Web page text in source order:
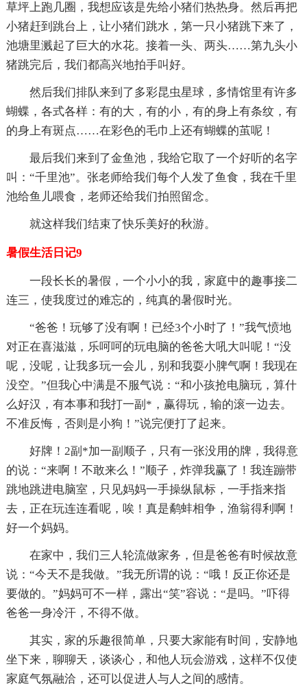
草坪上跑几圈，我想应该是先给小猪们热热身。然后再把
小猪赶到跳台上，让小猪们跳水，第一只小猪跳下来了，
池塘里溅起了巨大的水花。接着一头、两头……第九头小
猪跳完后，我们都高兴地拍手叫好。
然后我们排队来到了多彩昆虫星球，多情馆里有许多
蝴蝶，各式各样：有的大，有的小，有的身上有条纹，有
的身上有斑点……在彩色的毛巾上还有蝴蝶的茧呢！
最后我们来到了金鱼池，我给它取了一个好听的名字
叫：“千里池”。张老师给我们每个人发了鱼食，我在千里
池给鱼儿喂食，老师还给我们拍照留念。
就这样我们结束了快乐美好的秋游。
暑假生活日记9
一段长长的暑假，一个小小的我，家庭中的趣事接二
连三，使我度过的难忘的，纯真的暑假时光。
“爸爸！玩够了没有啊！已经3个小时了！”我气愤地
对正在喜滋滋，乐呵呵的玩电脑的爸爸大吼大叫呢！“没
呢，没呢，让我多玩一会儿，别和我耍小脾气啊！我现在
没空。”但我心中满是不服气说：“和小孩抢电脑玩，算什
么好汉，有本事和我打一副*，赢得玩，输的滚一边去。
不准反悔，否则是小狗！”说完便打了起来。
好牌！2副*加一副顺子，只有一张没用的牌，我得意
的说：“来啊！不敢来么！”顺子，炸弹我赢了！我连蹦带
跳地跳进电脑室，只见妈妈一手操纵鼠标，一手指来指
去，正在玩连连看呢，唉！真是鹬蚌相争，渔翁得利啊！
好一个妈妈。
在家中，我们三人轮流做家务，但是爸爸有时候故意
说：“今天不是我做。”我无所谓的说：“哦！反正你还是
要做的。”妈妈可不一样，露出“笑”容说：“是吗。”吓得
爸爸一身冷汗，不得不做。
其实，家的乐趣很简单，只要大家能有时间，安静地
坐下来，聊聊天，谈谈心，和他人玩会游戏，这样不仅使
家庭气氛融洽，还可以促进人与人之间的感情。